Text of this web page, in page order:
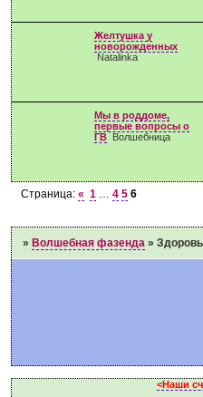
Желтушка у
новорожденных
Natalinka
Мы в роддоме,
первые вопросы о
ГВ
Волшебница
Страница:« 1 … 4 5 6
»Волшебная фазенда »
<Наши